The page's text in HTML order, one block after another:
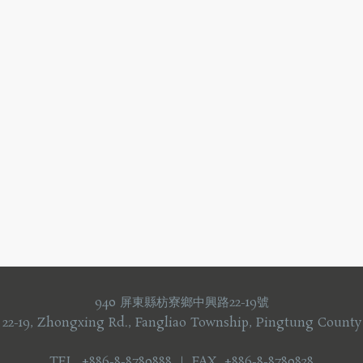
940 屏東縣枋寮鄉中興路22-19號
19, Zhongxing Rd., Fangliao Township, Pingtung